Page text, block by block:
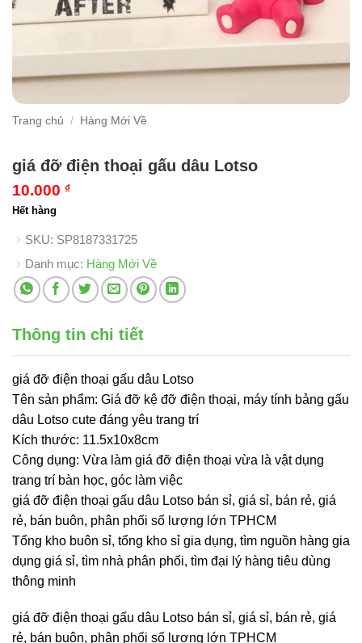
Trang chủ / Hàng Mới Về
giá đỡ điện thoại gấu dâu Lotso
10.000 ₫
Hết hàng
SKU: SP8187331725
Danh mục: Hàng Mới Về
Thông tin chi tiết
giá đỡ điện thoại gấu dâu Lotso
Tên sản phẩm: Giá đỡ kệ đỡ điện thoại, máy tính bảng gấu
dâu Lotso cute đáng yêu trang trí
Kích thước: 11.5x10x8cm
Công dụng: Vừa làm giá đỡ điện thoại vừa là vật dụng
trang trí bàn học, góc làm việc
giá đỡ điện thoại gấu dâu Lotso bán sỉ, giá sỉ, bán rẻ, giá
rẻ, bán buôn, phân phối số lượng lớn TPHCM
Tổng kho buôn sỉ, tổng kho sỉ gia dụng, tìm nguồn hàng gia
dụng giá sỉ, tìm nhà phân phối, tìm đại lý hàng tiêu dùng
thông minh
giá đỡ điện thoại gấu dâu Lotso bán sỉ, giá sỉ, bán rẻ, giá
rẻ, bán buôn, phân phối số lượng lớn TPHCM